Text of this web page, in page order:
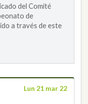
del Comité
de
a través de este
Lun 21 mar 22